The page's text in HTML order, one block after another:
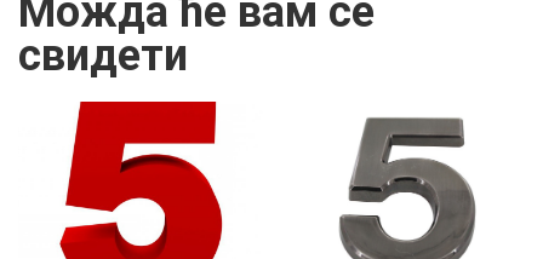
Можда ће вам се
свидети